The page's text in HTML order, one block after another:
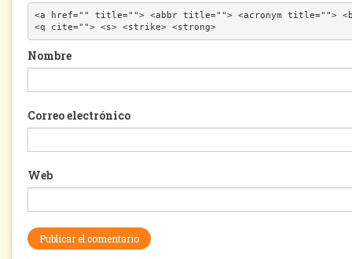
<a href="" title=""> <abbr title=""> <acronym title="">
<q cite=""> <s> <strike> <strong>
Nombre
Correo electrónico
Web